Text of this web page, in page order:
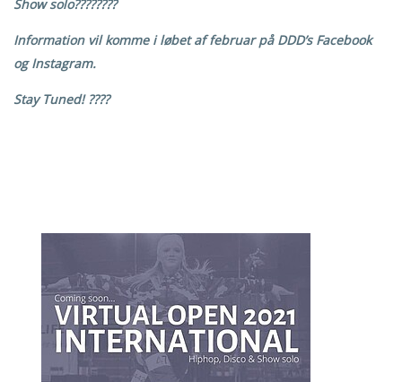
Show solo????????
Information vil komme i løbet af februar på DDD’s Facebook
og Instagram.
Stay Tuned! ????